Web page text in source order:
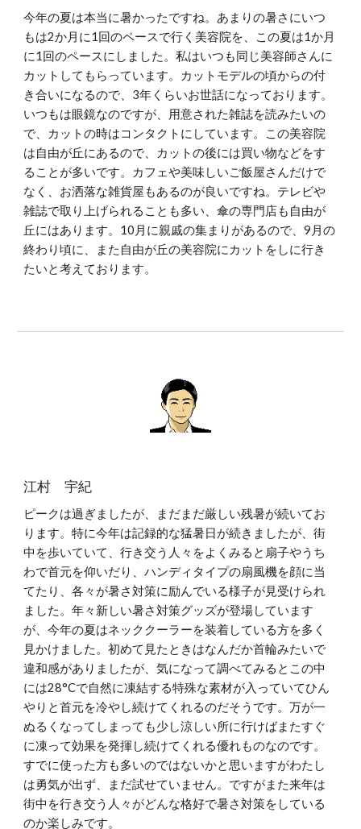
今年の夏は本当に暑かったですね。あまりの暑さにいつ
もは2か月に1回のペースで行く美容院を、この夏は1か月
に1回のペースにしました。私はいつも同じ美容師さんに
カットしてもらっています。カットモデルの頃からの付
き合いになるので、3年くらいお世話になっております。
いつもは眼鏡なのですが、用意された雑誌を読みたいの
で、カットの時はコンタクトにしています。この美容院
は自由が丘にあるので、カットの後には買い物などをす
ることが多いです。カフェや美味しいご飯屋さんだけで
なく、お洒落な雑貨屋もあるのが良いですね。テレビや
雑誌で取り上げられることも多い、傘の専門店も自由が
丘にはあります。10月に親戚の集まりがあるので、9月の
終わり頃に、また自由が丘の美容院にカットをしに行き
たいと考えております。
江村 宇紀
ピークは過ぎましたが、まだまだ厳しい残暑が続いてお
ります。特に今年は記録的な猛暑日が続きましたが、街
中を歩いていて、行き交う人々をよくみると扇子やうち
わで首元を仰いだり、ハンディタイプの扇風機を顔に当
てたり、各々が暑さ対策に励んでいる様子が見受けられ
ました。年々新しい暑さ対策グッズが登場しています
が、今年の夏はネッククーラーを装着している方を多く
見かけました。初めて見たときはなんだか首輪みたいで
違和感がありましたが、気になって調べてみるとこの中
には28°Cで自然に凍結する特殊な素材が入っていてひん
やりと首元を冷やし続けてくれるのだそうです。万が一
ぬるくなってしまっても少し涼しい所に行けばまたすぐ
に凍って効果を発揮し続けてくれる優れものなのです。
すでに使った方も多いのではないかと思いますがわたし
は勇気が出ず、まだ試せていません。ですがまた来年は
街中を行き交う人々がどんな格好で暑さ対策をしている
のか楽しみです。